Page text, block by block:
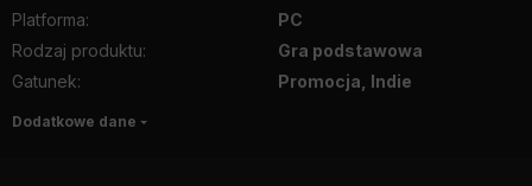
Platforma:
PC
Rodzaj produktu:
Gra podstawowa
Gatunek: Promocja, Indie
Dodatkowe dane